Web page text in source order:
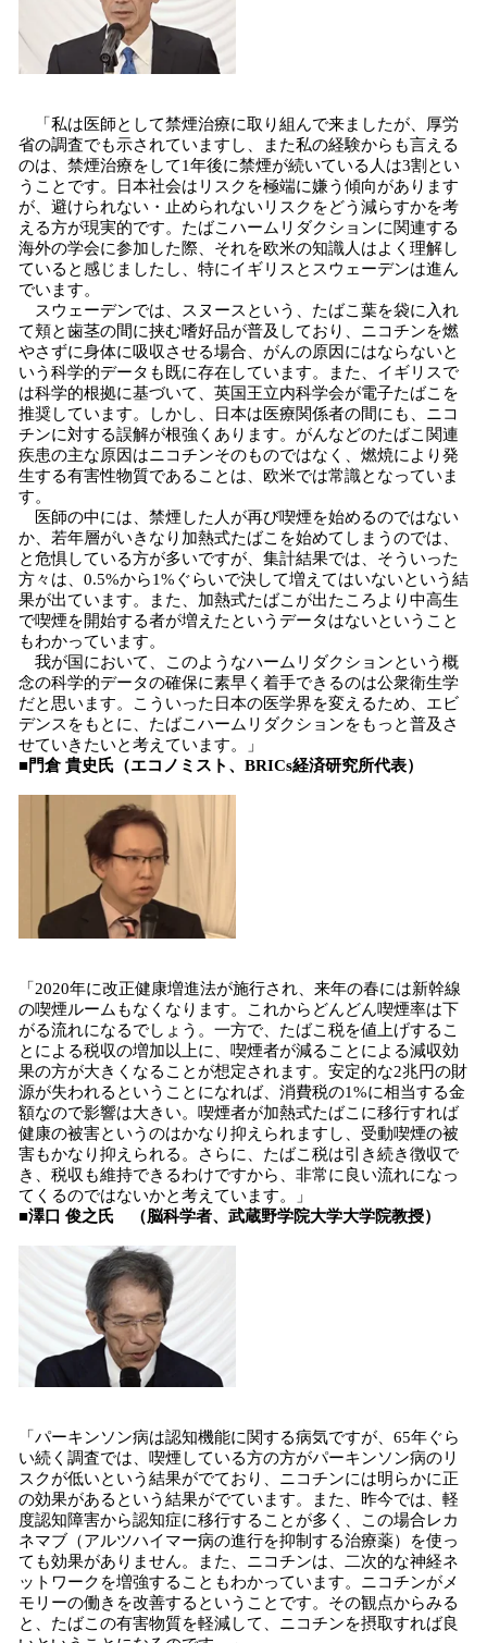
「私は医師として禁煙治療に取り組んで来ましたが、厚労
省の調査でも示されていますし、また私の経験からも言える
のは、禁煙治療をして1年後に禁煙が続いている人は3割とい
うことです。日本社会はリスクを極端に嫌う傾向があります
が、避けられない・止められないリスクをどう減らすかを考
える方が現実的です。たばこハームリダクションに関連する
海外の学会に参加した際、それを欧米の知識人はよく理解し
ていると感じましたし、特にイギリスとスウェーデンは進ん
でいます。
スウェーデンでは、スヌースという、たばこ葉を袋に入れ
て頬と歯茎の間に挟む嗜好品が普及しており、ニコチンを燃
やさずに身体に吸収させる場合、がんの原因にはならないと
いう科学的データも既に存在しています。また、イギリスで
は科学的根拠に基づいて、英国王立内科学会が電子たばこを
推奨しています。しかし、日本は医療関係者の間にも、ニコ
チンに対する誤解が根強くあります。がんなどのたばこ関連
疾患の主な原因はニコチンそのものではなく、燃焼により発
生する有害性物質であることは、欧米では常識となっていま
す。
医師の中には、禁煙した人が再び喫煙を始めるのではない
か、若年層がいきなり加熱式たばこを始めてしまうのでは、
と危惧している方が多いですが、集計結果では、そういった
方々は、0.5%から1%ぐらいで決して増えてはいないという結
果が出ています。また、加熱式たばこが出たころより中高生
で喫煙を開始する者が増えたというデータはないということ
もわかっています。
我が国において、このようなハームリダクションという概
念の科学的データの確保に素早く着手できるのは公衆衛生学
だと思います。こういった日本の医学界を変えるため、エビ
デンスをもとに、たばこハームリダクションをもっと普及さ
せていきたいと考えています。」
■門倉 貴史氏（エコノミスト、BRICs経済研究所代表）
「2020年に改正健康増進法が施行され、来年の春には新幹線
の喫煙ルームもなくなります。これからどんどん喫煙率は下
がる流れになるでしょう。一方で、たばこ税を値上げするこ
とによる税収の増加以上に、喫煙者が減ることによる減収効
果の方が大きくなることが想定されます。安定的な2兆円の財
源が失われるということになれば、消費税の1%に相当する金
額なので影響は大きい。喫煙者が加熱式たばこに移行すれば
健康の被害というのはかなり抑えられますし、受動喫煙の被
害もかなり抑えられる。さらに、たばこ税は引き続き徴収で
き、税収も維持できるわけですから、非常に良い流れになっ
てくるのではないかと考えています。」
■澤口 俊之氏 （脳科学者、武蔵野学院大学大学院教授）
「パーキンソン病は認知機能に関する病気ですが、65年ぐら
い続く調査では、喫煙している方の方がパーキンソン病のリ
スクが低いという結果がでており、ニコチンには明らかに正
の効果があるという結果がでています。また、昨今では、軽
度認知障害から認知症に移行することが多く、この場合レカ
ネマブ（アルツハイマー病の進行を抑制する治療薬）を使っ
ても効果がありません。また、ニコチンは、二次的な神経ネ
ットワークを増強することもわかっています。ニコチンがメ
モリーの働きを改善するということです。その観点からみる
と、たばこの有害物質を軽減して、ニコチンを摂取すれば良